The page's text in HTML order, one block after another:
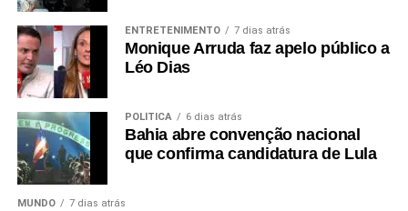
ENTRETENIMENTO 7 dias atrás
Monique Arruda faz apelo público a
Léo Dias
POLÍTICA 6 dias atrás
Bahia abre convenção nacional
que confirma candidatura de Lula
MUNDO 7 dias atrás